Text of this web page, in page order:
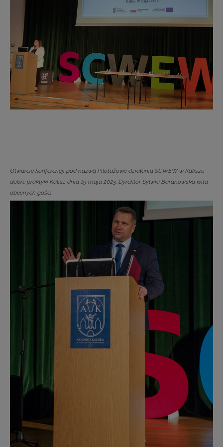
Otwarcie konferencji pod nazwą Pilotażowe działania SCWEW w Kaliszu –
dobre praktyki Kalisz dnia 19 maja 2023. Dyrektor Sylwia Baranowska wita
obecnych gości.